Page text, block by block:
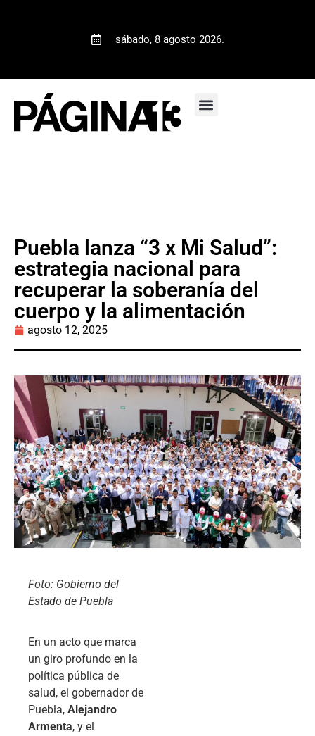
sábado, 8 agosto 2026.
Puebla lanza “3 x Mi Salud”:
estrategia nacional para
recuperar la soberanía del
cuerpo y la alimentación
agosto 12, 2025
Foto: Gobierno del
Estado de Puebla
En un acto que marca
un giro profundo en la
política pública de
salud, el gobernador de
Puebla, Alejandro
Armenta, y el